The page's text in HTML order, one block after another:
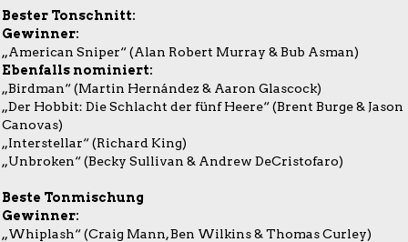
Bester Tonschnitt:
Gewinner:
„American Sniper“ (Alan Robert Murray & Bub Asman)
Ebenfalls nominiert:
„Birdman“ (Martin Hernández & Aaron Glascock)
„Der Hobbit: Die Schlacht der fünf Heere“ (Brent Burge & Jason
Canovas)
„Interstellar“ (Richard King)
„Unbroken“ (Becky Sullivan & Andrew DeCristofaro)
Beste Tonmischung
Gewinner:
„Whiplash“ (Craig Mann, Ben Wilkins & Thomas Curley)